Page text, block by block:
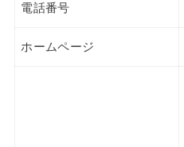
電話番号
ホームページ